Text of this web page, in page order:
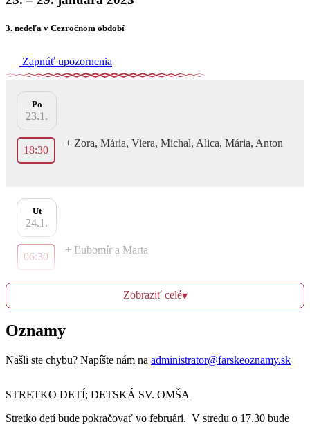
3. nedeľa v Cezročnom období
Zapnúť upozornenia
Po
23.1.
18:30
+ Zora, Mária, Viera, Michal, Alica, Mária, Anton
Ut
24.1.
06:30
+ Ľubomír a Marta
Za Božie požehnanie rodiny Pozemkovej
St
+ Mária, Jozef a ostatní + z rodiny
Zobraziť celé▾
Oznamy
Našli ste chybu? Napíšte nám na administrator@farskeoznamy.sk
STRETKO DETÍ; DETSKÁ SV. OMŠA
Stretko detí bude pokračovať vo februári. V stredu o 17.30 bude